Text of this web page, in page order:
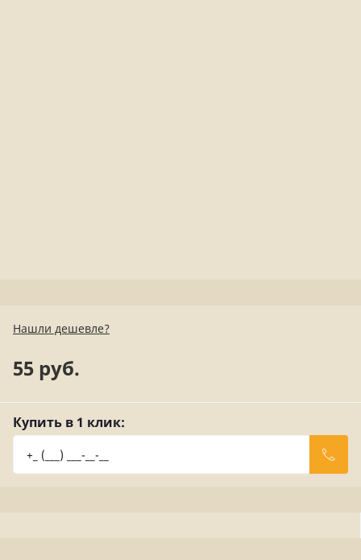
Нашли дешевле?
55 руб.
Купить в 1 клик: